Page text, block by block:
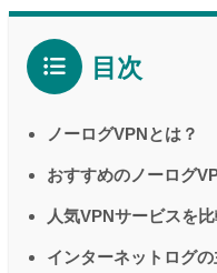
目次
ノーログVPNとは？
おすすめのノーログ
人気VPNサービスを
インターネットログ